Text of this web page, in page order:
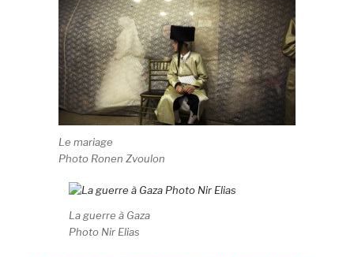
Le mariage
Photo Ronen Zvoulon
La guerre à Gaza
Photo Nir Elias